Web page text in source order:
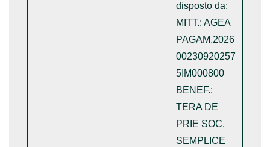
disposto da:
MITT.: AGEA
PAGAM.2026
00230920257
5IM000800
BENEF.:
TERA DE
PRIE SOC.
SEMPLICE